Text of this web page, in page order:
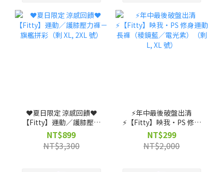
❤️夏日限定 涼感回饋❤️
【Fitty】運動／護膝壓力
褲－旗艦拼彩（剩 XL, 2XL
號）
NT$899
NT$3,300
⚡️年中最後破盤出清
⚡️【Fitty】映我・PS 修身
運動長褲（稜鏡藍／電光
紫）（剩 L, XL 號）
NT$299
NT$2,000